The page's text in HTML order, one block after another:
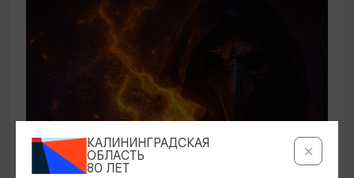
САМОЕ ИНТЕРЕСНОЕ
КАЛИНИНГРАДСКАЯ
ОБЛАСТЬ
80 ЛЕТ